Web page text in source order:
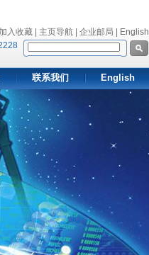
入收藏 | 主页导航 | 企业邮局 |
English
联系我们 English